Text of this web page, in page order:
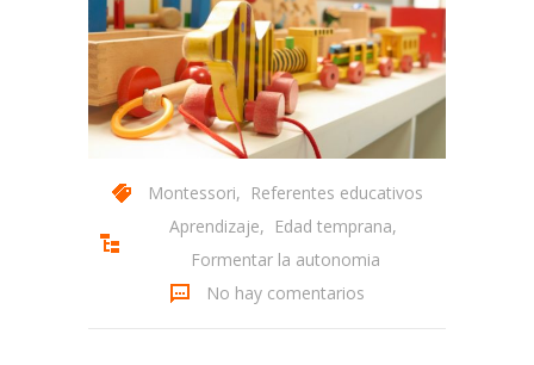
Montessori, Referentes educativos
Aprendizaje, Edad temprana,
Formentar la autonomia
No hay comentarios